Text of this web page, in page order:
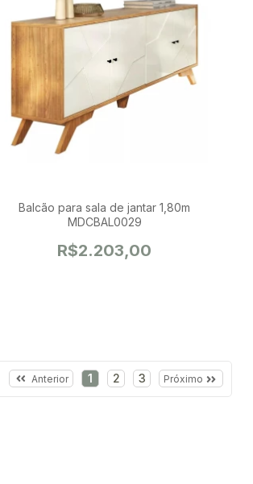
Balcão para sala de jantar 1,80m
MDCBAL0029
R$2.203,00
Anterior 1 2 3 Próximo